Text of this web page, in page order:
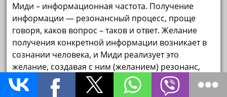
Миди – информационная частота. Получение
информации — резонансный процесс, проще
говоря, каков вопрос – таков и ответ. Желание
получения конкретной информации возникает в
сознании человека, и Миди реализует это
желание, создавая с ним (желанием) резонанс,
как правило достаточной силы, чтобы человек
сознательно (осознано) воспринял информацию,